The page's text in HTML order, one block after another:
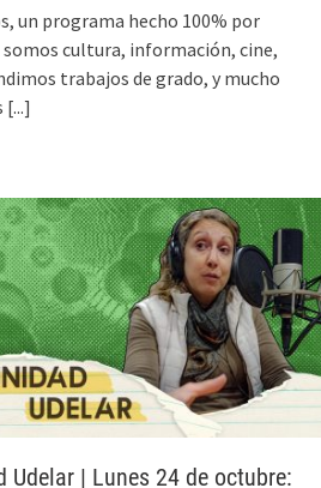
un programa hecho 100% por
cultura, información, cine,
trabajos de grado, y mucho
[...]
Udelar | Lunes 24 de octubre: